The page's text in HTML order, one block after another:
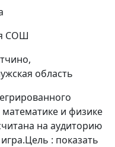
СОШ
область
и физике
на аудиторию
: показать